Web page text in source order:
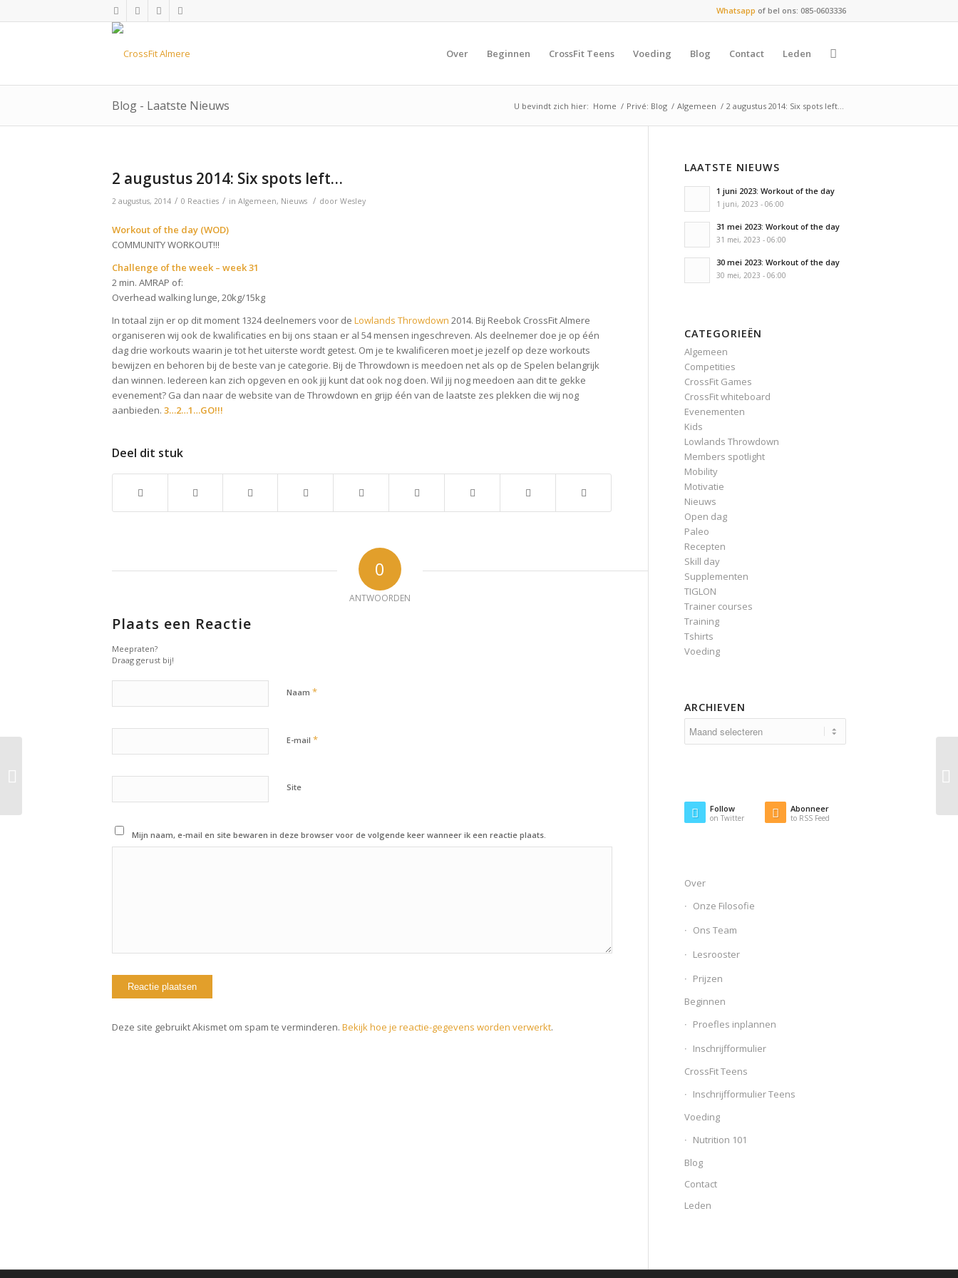
Whatsapp of bel ons: 085-0603336
Over Beginnen CrossFit Teens Voeding Blog Contact Leden
Blog - Laatste Nieuws U bevindt zich hier: Home / Privé: Blog / Algemeen / 2 augustus 2014: Six spots left…
2 augustus 2014: Six spots left…
2 augustus, 2014 / 0 Reacties / in Algemeen, Nieuws / door Wesley
Workout of the day (WOD)
COMMUNITY WORKOUT!!!
Challenge of the week – week 31
2 min. AMRAP of:
Overhead walking lunge, 20kg/15kg
In totaal zijn er op dit moment 1324 deelnemers voor de Lowlands Throwdown 2014. Bij Reebok CrossFit Almere
organiseren wij ook de kwalificaties en bij ons staan er al 54 mensen ingeschreven. Als deelnemer doe je op één
dag drie workouts waarin je tot het uiterste wordt getest. Om je te kwalificeren moet je jezelf op deze workouts
bewijzen en behoren bij de beste van je categorie. Bij de Throwdown is meedoen net als op de Spelen belangrijk
dan winnen. Iedereen kan zich opgeven en ook jij kunt dat ook nog doen. Wil jij nog meedoen aan dit te gekke
evenement? Ga dan naar de website van de Throwdown en grijp één van de laatste zes plekken die wij nog
aanbieden. 3…2…1…GO!!!
Deel dit stuk
0
ANTWOORDEN
Plaats een Reactie
Meepraten?
Draag gerust bij!
Naam *
E-mail *
Site
Mijn naam, e-mail en site bewaren in deze browser voor de volgende keer wanneer ik een reactie plaats.
Deze site gebruikt Akismet om spam te verminderen. Bekijk hoe je reactie-gegevens worden verwerkt.
LAATSTE NIEUWS
1 juni 2023: Workout of the day
1 juni, 2023 - 06:00
31 mei 2023: Workout of the day
31 mei, 2023 - 06:00
30 mei 2023: Workout of the day
30 mei, 2023 - 06:00
CATEGORIEËN
Algemeen
Competities
CrossFit Games
CrossFit whiteboard
Evenementen
Kids
Lowlands Throwdown
Members spotlight
Mobility
Motivatie
Nieuws
Open dag
Paleo
Recepten
Skill day
Supplementen
TIGLON
Trainer courses
Training
Tshirts
Voeding
ARCHIEVEN
Follow
on Twitter
Abonneer
to RSS Feed
Over
Onze Filosofie
Ons Team
Lesrooster
Prijzen
Beginnen
Proefles inplannen
Inschrijfformulier
CrossFit Teens
Inschrijfformulier Teens
Voeding
Nutrition 101
Blog
Contact
Leden